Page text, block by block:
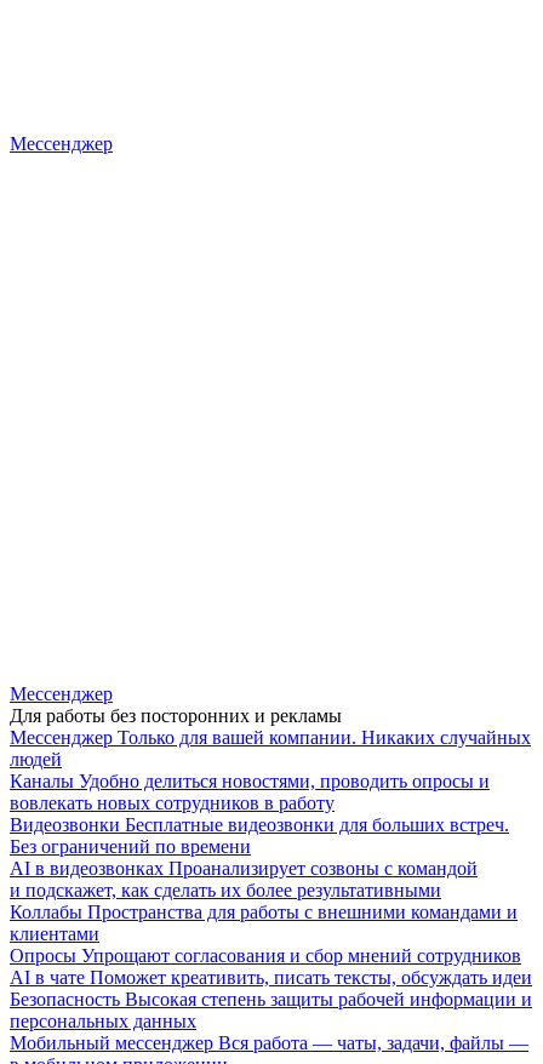
Мессенджер
Мессенджер
Для работы без посторонних и рекламы
Мессенджер Только для вашей компании. Никаких случайных
людей
Каналы Удобно делиться новостями, проводить опросы и
вовлекать новых сотрудников в работу
Видеозвонки Бесплатные видеозвонки для больших встреч.
Без ограничений по времени
AI в видеозвонках Проанализирует созвоны с командой
и подскажет, как сделать их более результативными
Коллабы Пространства для работы с внешними командами и
клиентами
Опросы Упрощают согласования и сбор мнений сотрудников
AI в чате Поможет креативить, писать тексты, обсуждать идеи
Безопасность Высокая степень защиты рабочей информации и
персональных данных
Мобильный мессенджер Вся работа — чаты, задачи, файлы —